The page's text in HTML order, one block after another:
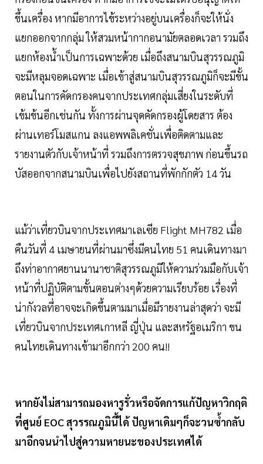
ขึ้นเครื่อง หากมีอาการไข้ระหว่างอยู่บนเครื่องก็จะให้นั่ง
แยกออกจากกลุ่ม ให้สวมหน้ากากอนามัยตลอดเวลา รวมถึง
แยกห้องน้ำเป็นการเฉพาะด้วย เมื่อถึงสนามบินสุวรรณภูมิ
จะมีหลุมจอดเฉพาะ เมื่อเข้าสู่สนามบินสุวรรณภูมิก็จะมีขั้น
ตอนในการคัดกรองคนจากประเทศกลุ่มเสี่ยงในระดับที่
เข้มข้นอีกเช่นกัน ทั้งการผ่านจุดคัดกรองผู้โดยสาร ต้อง
ผ่านเทอร์โมสแกน ลงแอพพลิเคชั่นเพื่อติดตามและ
รายงานตัวกับเจ้าหน้าที่ รวมถึงการตรวจสุขภาพ ก่อนขึ้นรถ
บัสออกจากสนามบินเพื่อไปยังสถานที่พักกักตัว 14 วัน
แม้ว่าเที่ยวบินจากประเทศมาเลเซีย Flight MH782 เมื่อ
คืนวันที่ 4 เมษายนที่ผ่านมาซึ่งมีคนไทย 51 คนเดินทางมา
ถึงท่าอากาศยานนานาชาติสุวรรณภูมิให้ความร่วมมือกับเจ้า
หน้าที่ปฏิบัติตามขั้นตอนต่างๆด้วยความเรียบร้อย เรื่องที่
น่ากังวลที่อาจจะเกิดขึ้นตามมาเมื่อมีรายงานล่าสุดว่า จะมี
เที่ยวบินจากประเทศเกาหลี ญี่ปุ่น และสหรัฐอเมริกา ขน
คนไทยเดินทางเข้ามาอีกกว่า 200 คน!!
หากยังไม่สามารถมองหารูรั่วหรือจัดการแก้ปัญหาวิกฤติ
ที่ศูนย์ EOC สุวรรณภูมินี้ได้ ปัญหาเดิมๆก็จะวนซ้ำกลับ
มาอีกจนนำไปสู่ความหายนะของประเทศได้